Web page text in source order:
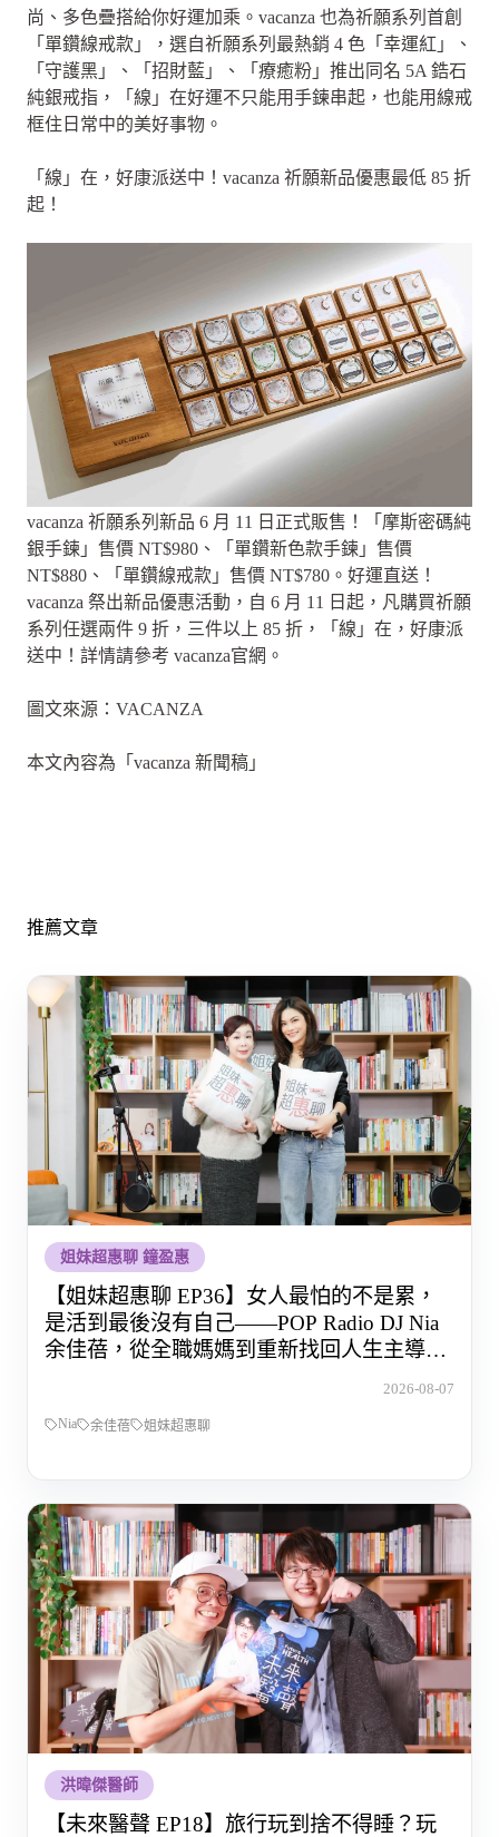
尚、多色疊搭給你好運加乘。vacanza 也為祈願系列首創
「單鑽線戒款」，選自祈願系列最熱銷 4 色「幸運紅」、
「守護黑」、「招財藍」、「療癒粉」推出同名 5A 鋯石
純銀戒指，「線」在好運不只能用手鍊串起，也能用線戒
框住日常中的美好事物。
「線」在，好康派送中！vacanza 祈願新品優惠最低 85 折
起！
vacanza 祈願系列新品 6 月 11 日正式販售！「摩斯密碼純
銀手鍊」售價 NT$980、「單鑽新色款手鍊」售價
NT$880、「單鑽線戒款」售價 NT$780。好運直送！
vacanza 祭出新品優惠活動，自 6 月 11 日起，凡購買祈願
系列任選兩件 9 折，三件以上 85 折，「線」在，好康派
送中！詳情請參考 vacanza官網。
圖文來源：VACANZA
本文內容為「vacanza 新聞稿」
推薦文章
姐妹超惠聊 鐘盈惠
【姐妹超惠聊 EP36】女人最怕的不是累，
是活到最後沒有自己——POP Radio DJ Nia
余佳蓓，從全職媽媽到重新找回人生主導權
2026-08-07
Nia 余佳蓓 姐妹超惠聊
洪暐傑醫師
【未來醫聲 EP18】旅行玩到捨不得睡？玩